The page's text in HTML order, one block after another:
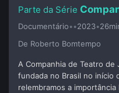
Documentário••2023•
De Roberto Bomtempo
A Companhia de Teatro
fundada no Brasil no início
relembramos a